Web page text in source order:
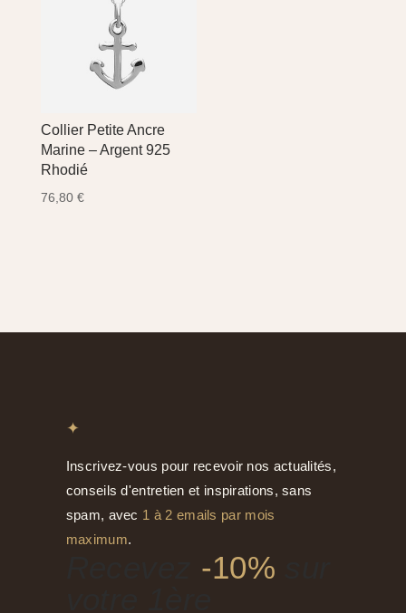
Collier Petite Ancre
Marine – Argent 925
Rhodié
76,80 €
✦
Inscrivez-vous pour recevoir nos actualités,
conseils d'entretien et inspirations, sans
spam, avec 1 à 2 emails par mois
maximum.
-10%